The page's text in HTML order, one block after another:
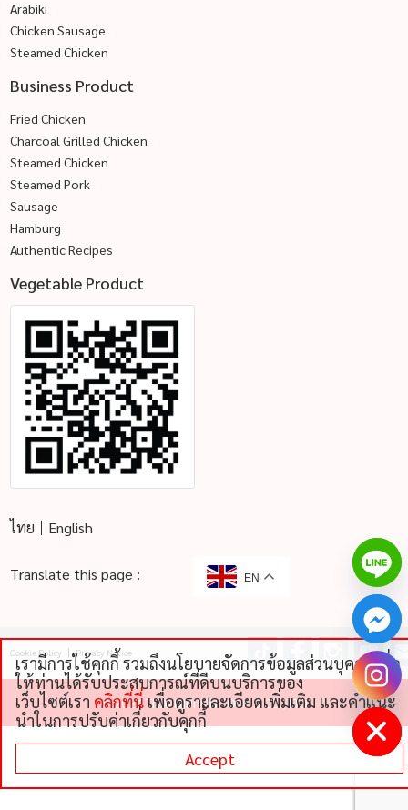
Arabiki
Chicken Sausage
Steamed Chicken
Business Product
Fried Chicken
Charcoal Grilled Chicken
Steamed Chicken
Steamed Pork
Sausage
Hamburg
Authentic Recipes
Vegetable Product
ไทย English
Translate this page : EN
Cookie Policy Privacy Notice
©2026 THAI NIPPON FOODS CO., LTD
เรามีการใช้คุกกี้ รวมถึงนโยบายจัดการข้อมูลส่วนบุคคลเพื่อ
ให้ท่านได้รับประสบการณ์ที่ดีบนบริการของ
เว็บไซต์เรา คลิกที่นี่เพื่อดูรายละเอียดเพิ่มเติม และคําแนะ
นําในการปรับค่าเกี่ยวกับคุกกี้
Accept
Hide
chaty